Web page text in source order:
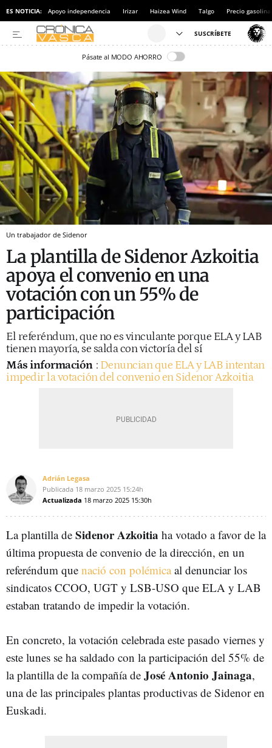
ES NOTICIA: Apoyo independencia Irizar Haizea Wind Talgo Precio gasolina
Pásate al MODO AHORRO
Un trabajador de Sidenor
La plantilla de Sidenor Azkoitia
apoya el convenio en una
votación con un 55% de
participación
El referéndum, que no es vinculante porque ELA y LAB
tienen mayoría, se salda con victoría del sí
Más información : Denuncian que ELA y LAB intentan
impedir la votación del convenio en Sidenor Azkoitia
Adrián Legasa
Publicada 18 marzo 2025 15:24h
Actualizada 18 marzo 2025 15:30h
La plantilla de Sidenor Azkoitia ha votado a favor de la
última propuesta de convenio de la dirección, en un
referéndum que nació con polémicaal denunciar los
sindicatos CCOO, UGT y LSB-USO que ELA y LAB
estaban tratando de impedir la votación.
En concreto, la votación celebrada este pasado viernes y
este lunes se ha saldado con la participación del 55% de
la plantilla de la compañía de José Antonio Jainaga,
una de las principales plantas productivas de Sidenor en
Euskadi.